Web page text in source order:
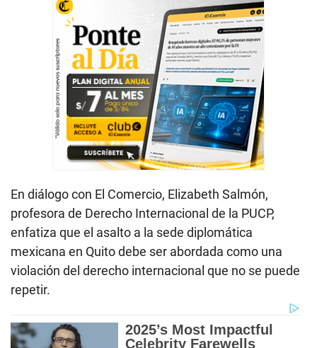
En diálogo con El Comercio, Elizabeth Salmón,
profesora de Derecho Internacional de la PUCP,
enfatiza que el asalto a la sede diplomática
mexicana en Quito debe ser abordada como una
violación del derecho internacional que no se puede
repetir.